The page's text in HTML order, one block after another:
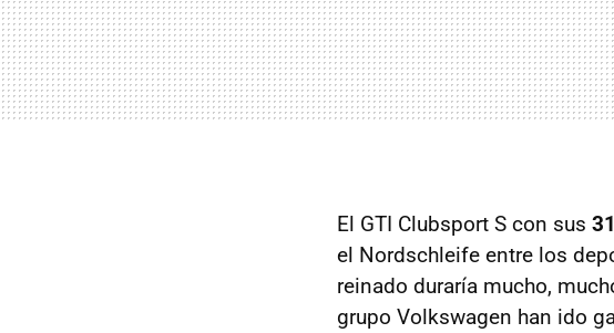
El GTI Clubsport S con sus
el Nordschleife entre los
reinado duraría mucho,
grupo Volkswagen han ido